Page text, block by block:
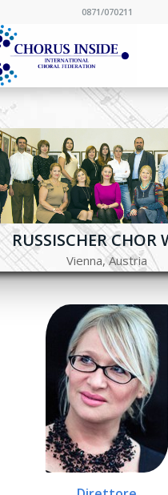
0871/070211
RUSSISCHER CHOR
Vienna, Austria